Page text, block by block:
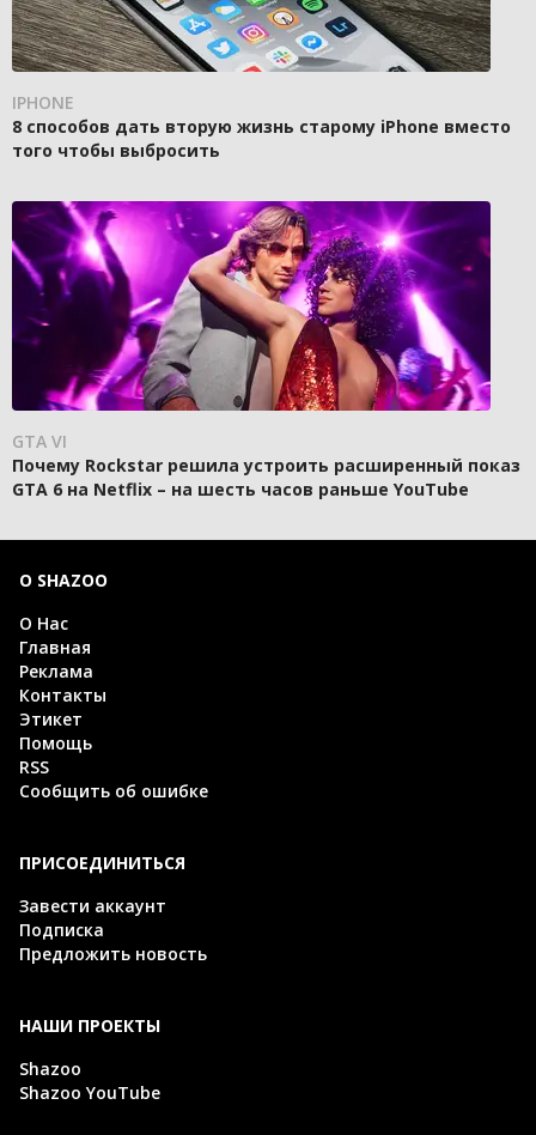
IPHONE
8 способов дать вторую жизнь старому iPhone вместо
того чтобы выбросить
GTA VI
Почему Rockstar решила устроить расширенный показ
GTA 6 на Netflix – на шесть часов раньше YouTube
О SHAZOO
О Нас
Главная
Реклама
Контакты
Этикет
Помощь
RSS
Сообщить об ошибке
ПРИСОЕДИНИТЬСЯ
Завести аккаунт
Подписка
Предложить новость
НАШИ ПРОЕКТЫ
Shazoo
Shazoo YouTube